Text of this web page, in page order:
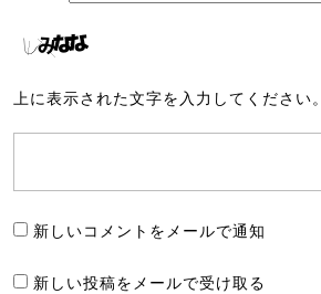
上に表示された文字を入力してください。
新しいコメントをメールで通知
新しい投稿をメールで受け取る